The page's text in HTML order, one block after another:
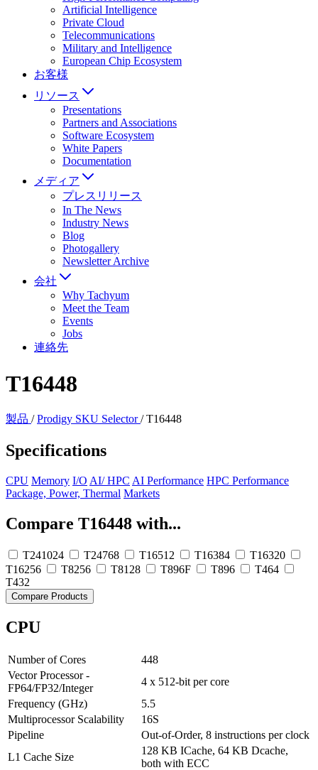
Artificial Intelligence
Private Cloud
Telecommunications
Military and Intelligence
European Chip Ecosystem
お客様
リソース
Presentations
Partners and Associations
Software Ecosystem
White Papers
Documentation
メディア
プレスリリース
In The News
Industry News
Blog
Photogallery
Newsletter Archive
会社
Why Tachyum
Meet the Team
Events
Jobs
連絡先
T16448
製品 /Prodigy SKU Selector/T16448
Specifications
CPU Memory I/O AI/ HPC AI Performance HPC Performance
Package, Power, Thermal Markets
Compare T16448 with...
T241024 T24768 T16512 T16384
T16320
T16256
T8256 T8128 T896F T896
T464
T432
Compare Products
CPU
Number of Cores
448
Vector Processor -
FP64/FP32/Integer
4 x 512-bit per core
Frequency (GHz)
5.5
Multiprocessor Scalability
16S
Pipeline
Out-of-Order, 8 instructions per clock
L1 Cache Size
128 KB ICache, 64 KB Dcache,
both with ECC